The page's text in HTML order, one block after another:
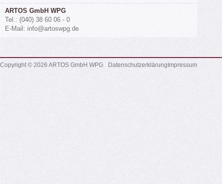
ARTOS GmbH WPG
Tel.: (040) 38 60 06 - 0
E-Mail: info@artoswpg.de
Datenschutzerklärung Impressum
Copyright © 2026 ARTOS GmbH WPG